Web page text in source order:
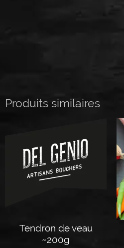
Produits similaires
Tendron de veau
~200g